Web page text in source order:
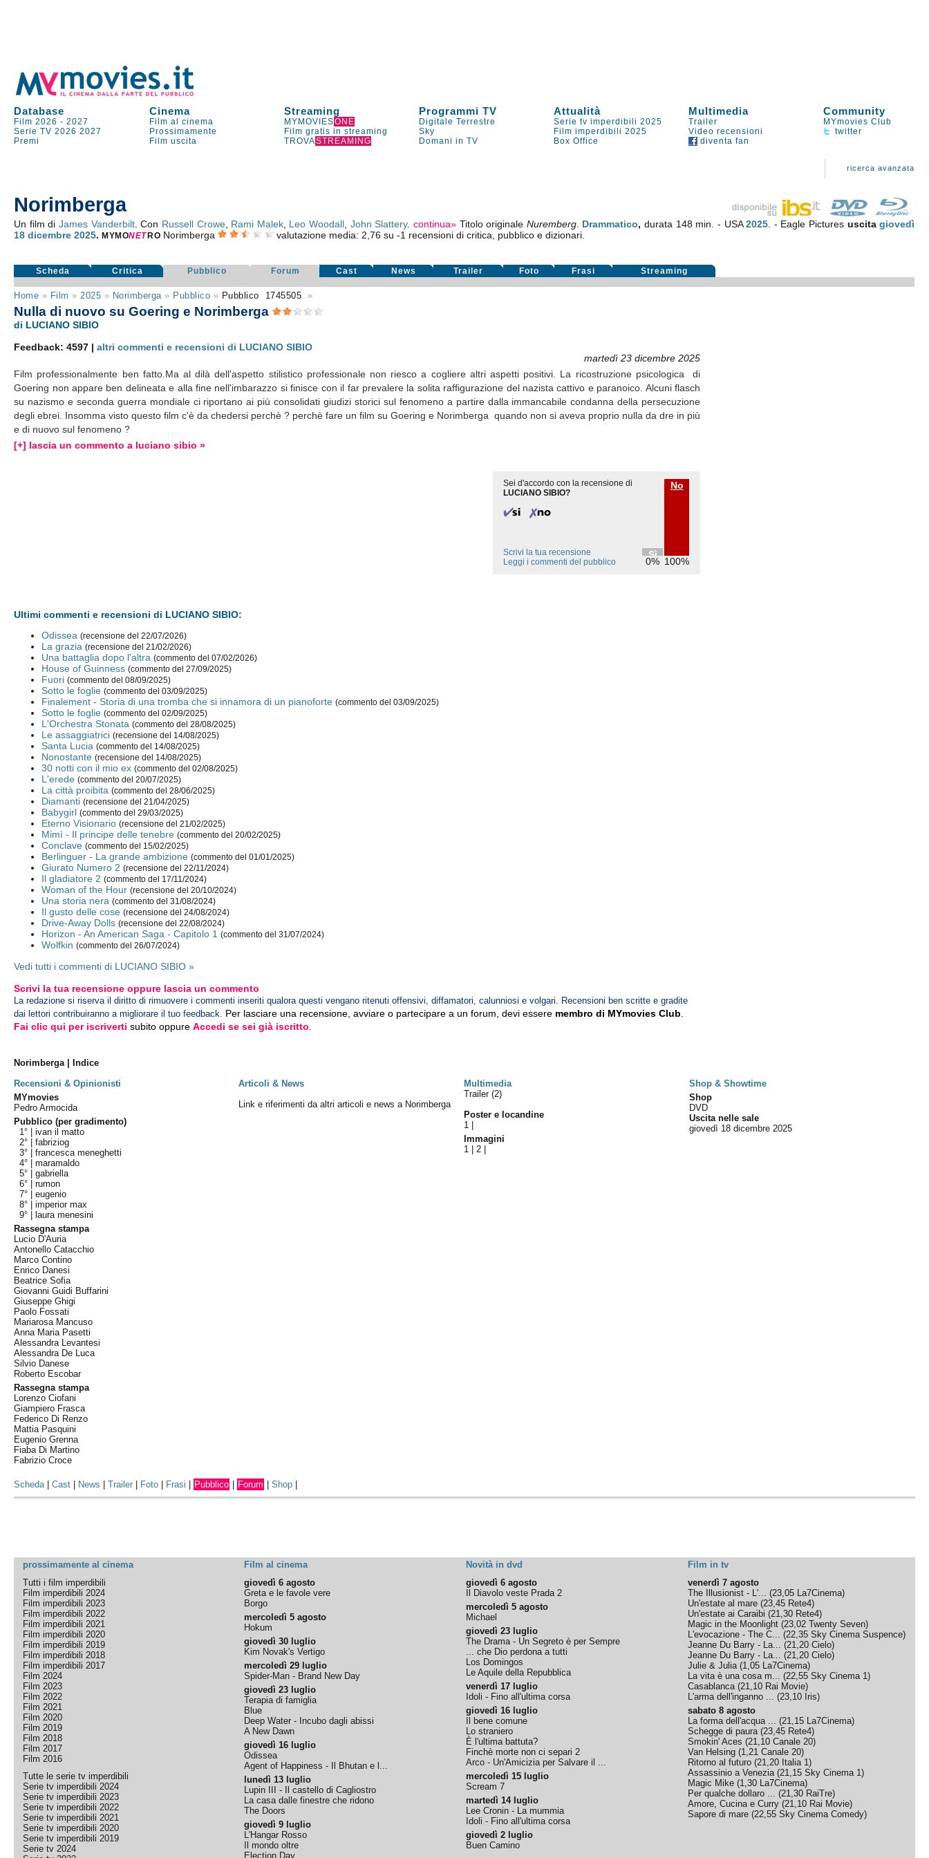
Database Cinema Streaming Programmi TV Attualità Multimedia Community
Film 2026 -2027 Film al cinema MYMOVIESONE Digitale Terrestre Serie tv imperdibili 2025 Trailer
MYmovies Club
Serie TV 2026 2027 Prossimamente Film gratis in streaming Sky Film imperdibili 2025 Video recensioni
twitter
Premi
Film uscita TROVASTREAMING Domani in TV Box Office diventa fan
ricerca avanzata
Norimberga
Un film diJames Vanderbilt. Con Russell Crowe, Rami Malek, Leo Woodall John Slattery. continua» Titolo originale Nuremberg. Drammatico,durata 148 min. - USA2025 . - Eagle Pictures uscitagiovedì
18 dicembre 2025.MYMONET RO Norimberga valutazione media: 2,76 su -1 recensioni di critica, pubblico e dizionari.
Scheda Critica Pubblico Forum Cast News Trailer Foto Frasi Streaming
Home » Film » 2025 » Norimberga» Pubblico » Pubblico 1745505 »
Nulla di nuovo su Goering e Norimberga
di LUCIANO SIBIO
Feedback: 4597 |altri commenti e recensioni di LUCIANO SIBIO
martedì 23 dicembre 2025
Film professionalmente ben fatto.Ma al dilà dell'aspetto stilistico professionale non riesco a cogliere altri aspetti positivi. La ricostruzione psicologica di
Goering non appare ben delineata e alla fine nell'imbarazzo si finisce con il far prevalere la solita raffigurazione del nazista cattivo e paranoico. Alcuni flasch
su nazismo e seconda guerra mondiale ci riportano ai più consolidati giudizi storici sul fenomeno a partire dalla immancabile condanna della persecuzione
degli ebrei. Insomma visto questo film c'è da chedersi perchè ? perchè fare un film su Goering e Norimberga quando non si aveva proprio nulla da dre in più
e di nuovo sul fenomeno ?
[+] lascia un commento a luciano sibio »
Sei d'accordo con la recensione di
LUCIANO SIBIO?
Sì
0%
No
100%
Scrivi la tua recensione
Leggi i commenti del pubblico
Ultimi commenti e recensioni di LUCIANO SIBIO:
Odissea (recensione del 22/07/2026)
La grazia (recensione del 21/02/2026)
Una battaglia dopo l'altra (commento del 07/02/2026)
House of Guinness (commento del 27/09/2025)
Fuori (commento del 08/09/2025)
Sotto le foglie (commento del 03/09/2025)
Finalement - Storia di una tromba che si innamora di un pianoforte (commento del 03/09/2025)
Sotto le foglie (commento del 02/09/2025)
L'Orchestra Stonata (commento del 28/08/2025)
Le assaggiatrici (recensione del 14/08/2025)
Santa Lucia (commento del 14/08/2025)
Nonostante (recensione del 14/08/2025)
30 notti con il mio ex (commento del 02/08/2025)
L'erede (commento del 20/07/2025)
La città proibita (commento del 28/06/2025)
Diamanti (recensione del 21/04/2025)
Babygirl (commento del 29/03/2025)
Eterno Visionario (recensione del 21/02/2025)
Mimì - Il principe delle tenebre (commento del 20/02/2025)
Conclave (commento del 15/02/2025)
Berlinguer - La grande ambizione (commento del 01/01/2025)
Giurato Numero 2 (recensione del 22/11/2024)
Il gladiatore 2 (commento del 17/11/2024)
Woman of the Hour (recensione del 20/10/2024)
Una storia nera (commento del 31/08/2024)
Il gusto delle cose (recensione del 24/08/2024)
Drive-Away Dolls (recensione del 22/08/2024)
Horizon - An American Saga - Capitolo 1 (commento del 31/07/2024)
Wolfkin (commento del 26/07/2024)
Vedi tutti i commenti di LUCIANO SIBIO »
Scrivi la tua recensione oppure lascia un commento
La redazione si riserva il diritto di rimuovere i commenti inseriti qualora questi vengano ritenuti offensivi, diffamatori, calunniosi e volgari. Recensioni ben scritte e gradite
dai lettori contribuiranno a migliorare il tuo feedback. Per lasciare una recensione, avviare o partecipare a un forum, devi essere membro di MYmovies Club
Fai clic qui per iscriverti subito oppureAccedi se sei già iscritto
Norimberga | Indice
Recensioni & Opinionisti
Articoli & News Multimedia
Shop & Showtime
MYmovies
Pedro Armocida
Pubblico (per gradimento)
1° |ivan il matto
2° |fabriziog
3° |francesca meneghetti
4° |maramaldo
5° |gabriella
6° |rumon
7° |eugenio
8° |imperior max
9° |
laura menesini
Rassegna stampa
Lucio D'Auria
Antonello Catacchio
Marco Contino
Enrico Danesi
Beatrice Sofia
Giovanni Guidi Buffarini
Giuseppe Ghigi
Paolo Fossati
Mariarosa Mancuso
Anna Maria Pasetti
Alessandra Levantesi
Alessandra De Luca
Silvio Danese
Roberto Escobar
Rassegna stampa
Lorenzo Ciofani
Giampiero Frasca
Federico Di Renzo
Mattia Pasquini
Eugenio Grenna
Fiaba Di Martino
Fabrizio Croce
Link e riferimenti da altri articoli e news a Norimberga
Trailer (2)
Poster e locandine
1
Immagini
1 |2
Shop
DVD
Uscita nelle sale
giovedì 18 dicembre 2025
Scheda|Cast News |Trailer Foto Frasi Pubblico Forum |Shop
prossimamente al cinema Film al cinema Novità in dvd
Film in tv
Tutti i film imperdibili
Film imperdibili 2024
Film imperdibili 2023
Film imperdibili 2022
Film imperdibili 2021
Film imperdibili 2020
Film imperdibili 2019
Film imperdibili 2018
Film imperdibili 2017
Film 2024
Film 2023
Film 2022
Film 2021
Film 2020
Film 2019
Film 2018
Film 2017
Film 2016
Tutte le serie tv imperdibili
Serie tv imperdibili 2024
Serie tv imperdibili 2023
Serie tv imperdibili 2022
Serie tv imperdibili 2021
Serie tv imperdibili 2020
Serie tv imperdibili 2019
Serie tv 2024
giovedì 6 agosto
Greta e le favole vere
Borgo
mercoledì 5 agosto
Hokum
giovedì 30 luglio
Kim Novak's Vertigo
mercoledì 29 luglio
Spider-Man - Brand New Day
giovedì 23 luglio
Terapia di famiglia
Blue
Deep Water - Incubo dagli abissi
A New Dawn
giovedì 16 luglio
Odissea
Agent of Happiness - Il Bhutan e l...
lunedì 13 luglio
Lupin III - Il castello di Cagliostro
La casa dalle finestre che ridono
The Doors
giovedì 9 luglio
L'Hangar Rosso
Il mondo oltre
Election Day
giovedì 6 agosto
Il Diavolo veste Prada 2
mercoledì 5 agosto
Michael
giovedì 23 luglio
The Drama - Un Segreto è per Sempre
... che Dio perdona a tutti
Los Domingos
Le Aquile della Repubblica
venerdì 17 luglio
Idoli - Fino all'ultima corsa
giovedì 16 luglio
Il bene comune
Lo straniero
È l'ultima battuta?
Finchè morte non ci separi 2
Arco - Un'Amicizia per Salvare il ...
mercoledì 15 luglio
Scream 7
martedì 14 luglio
Lee Cronin - La mummia
Idoli - Fino all'ultima corsa
giovedì 2 luglio
Buen Camino
venerdì 7 agosto
The Illusionist - L'... (23,05 La7Cinema)
Un'estate al mare (23,45 Rete4)
Un'estate ai Caraibi (21,30 Rete4)
Magic in the Moonlight (23,02 Twenty Seven)
L'evocazione - The C... (22,35 Sky Cinema Suspence)
Jeanne Du Barry - La... (21,20 Cielo)
Jeanne Du Barry - La... (21,20 Cielo)
Julie & Julia(1,05 La7Cinema)
La vita è una cosa m... (22,55 Sky Cinema 1)
Casablanca(21,10 Rai Movie)
L'arma dell'inganno ... (23,10 Iris)
sabato 8 agosto
La forma dell'acqua ... (21,15 La7Cinema)
Schegge di paura(23,45 Rete4)
Smokin' Aces (21,10 Canale 20)
Van Helsing (1,21 Canale 20)
Ritorno al futuro (21,20 Italia 1)
Assassinio a Venezia(21,15 Sky Cinema 1)
Magic Mike (1,30 La7Cinema)
Per qualche dollaro ... (21,30 RaiTre)
Amore, Cucina e Curry (21,10 Rai Movie)
Sapore di mare (22,55 Sky Cinema Comedy)